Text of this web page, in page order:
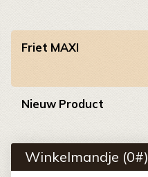
Friet MAXI
Nieuw Product
Winkelmandje (0#)